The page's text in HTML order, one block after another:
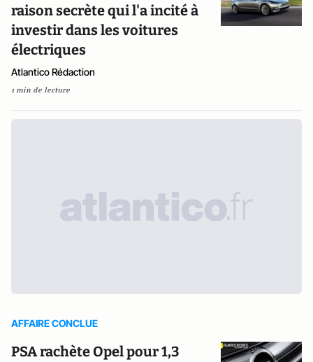
raison secrète qui l'a incité à
investir dans les voitures
électriques
Atlantico Rédaction
1 min de lecture
AFFAIRE CONCLUE
PSA rachète Opel pour 1,3